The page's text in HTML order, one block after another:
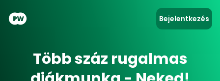
Bejelentkezés
Többszáz rugalmas